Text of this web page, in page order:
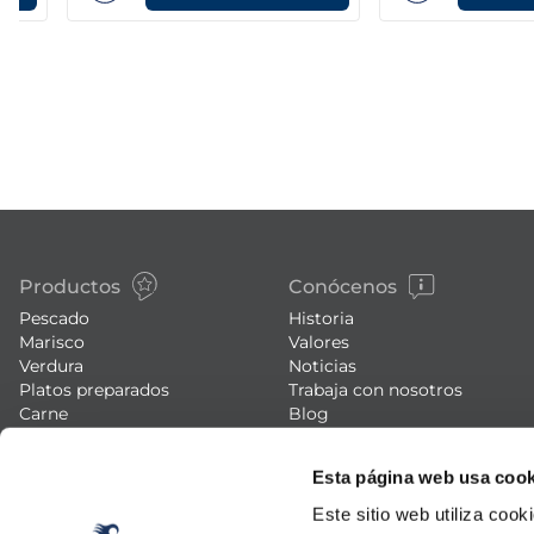
Esta página web usa
Este sitio web utiliza
Productos
Pescado
Marisco
Verdura
Platos preparados
Carne
Conócenos
Historia
Valores
Noticias
Trabaja con nosotros
Blog